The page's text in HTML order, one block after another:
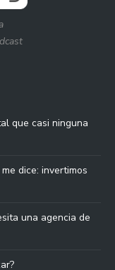
que casi ninguna
dice: invertimos
una agencia de